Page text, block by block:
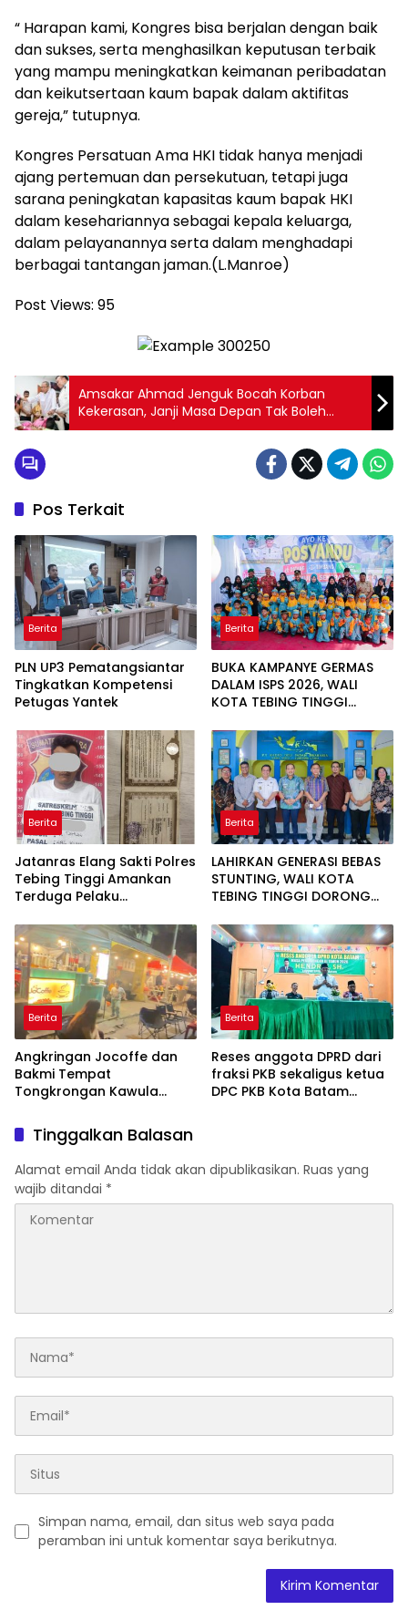
“ Harapan kami, Kongres bisa berjalan dengan baik
dan sukses, serta menghasilkan keputusan terbaik
yang mampu meningkatkan keimanan peribadatan
dan keikutsertaan kaum bapak dalam aktifitas
gereja,” tutupnya.
Kongres Persatuan Ama HKI tidak hanya menjadi
ajang pertemuan dan persekutuan, tetapi juga
sarana peningkatan kapasitas kaum bapak HKI
dalam kesehariannya sebagai kepala keluarga,
dalam pelayanannya serta dalam menghadapi
berbagai tantangan jaman.(L.Manroe)
Post Views: 95
Amsakar Ahmad Jenguk Bocah Korban
Kekerasan, Janji Masa Depan Tak Boleh
Terputus
Pos Terkait
Berita
PLN UP3 Pematangsiantar
Tingkatkan Kompetensi
Petugas Yantek
Berita
BUKA KAMPANYE GERMAS
DALAM ISPS 2026, WALI
KOTA TEBING TINGGI
STUNTING
Berita
Jatanras Elang Sakti Polres
Tebing Tinggi Amankan
Terduga Pelaku
Motor
Berita
LAHIRKAN GENERASI BEBAS
STUNTING, WALI KOTA
TEBING TINGGI DORONG
Berita
Angkringan Jocoffe dan
Bakmi Tempat
Tongkrongan Kawula
Pematangsiantar
Berita
Reses anggota DPRD dari
fraksi PKB sekaligus ketua
DPC PKB Kota Batam
Ambulans, dan Sarana
Olahraga
Tinggalkan Balasan
Alamat email Anda tidak akan dipublikasikan. Ruas yang
wajib ditandai *
Simpan nama, email, dan situs web saya pada
peramban ini untuk komentar saya berikutnya.